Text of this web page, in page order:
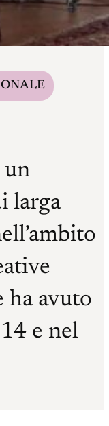
un
larga
ha avuto
e nel